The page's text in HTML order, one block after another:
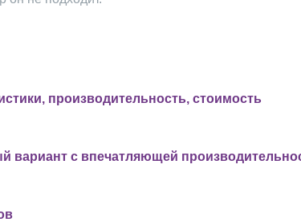
производительность, стоимость
вариант с впечатляющей